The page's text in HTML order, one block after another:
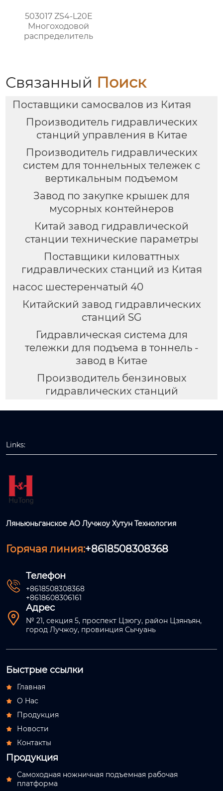
503017 ZS4-L20E
Многоходовой
распределитель
Связанный Поиск
Поставщики самосвалов из Китая
Производитель гидравлических
станций управления в Китае
Производитель гидравлических
систем для тоннельных тележек с
вертикальным подъемом
Завод по закупке крышек для
мусорных контейнеров
Китай завод гидравлической
станции технические параметры
Поставщики киловаттных
гидравлических станций из Китая
насос шестеренчатый 40
Китайский завод гидравлических
станций SG
Гидравлическая система для
тележки для подъема в тоннель -
завод в Китае
Производитель бензиновых
гидравлических станций
Links:
Ляньюньганское АО Лучжоу Хутун Технология
Горячая линия:+8618508308368

Телефон
+8618508308368
+8618608306161

Адрес
№ 21, секция 5, проспект Цзюгу, район Цзянъян,
город Лучжоу, провинция Сычуань
Быстрые ссылки
 Главная
 О Hас
 Продукция
 Новости
 Контакты
Продукция

Самоходная ножничная подъемная рабочая
платформа